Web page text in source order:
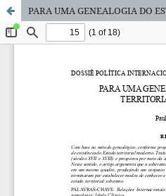
PARA UMA GENEALOGIA DO